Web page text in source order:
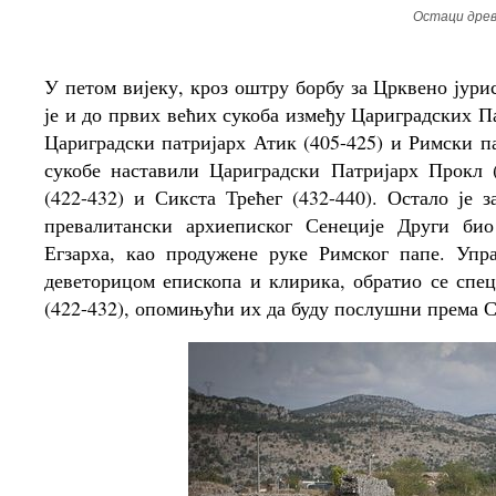
Остаци
У петом вијеку, кроз оштру борбу за Црквено
је и до првих већих сукоба између Цариградских
Цариградски патријарх Атик (405-425) и Римски
сукобе наставили Цариградски Патријарх
(422-432) и Сикста Трећег (432-440). Остало је
превалитански архиеписког Сенеције Други
Егзарха, као продужене руке Римског папе.
деветорицом епископа и клирика, обратио се
(422-432), опомињући их да буду послушни према